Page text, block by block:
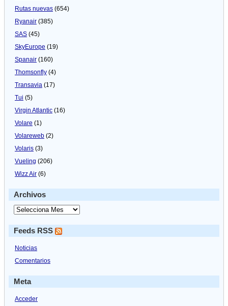
Rutas nuevas (654)
Ryanair (385)
SAS (45)
SkyEurope (19)
Spanair (160)
Thomsonfly (4)
Transavia (17)
Tui (5)
Virgin Atlantic (16)
Volare (1)
Volareweb (2)
Volaris (3)
Vueling (206)
Wizz Air (6)
Archivos
Feeds RSS
Noticias
Comentarios
Meta
Acceder